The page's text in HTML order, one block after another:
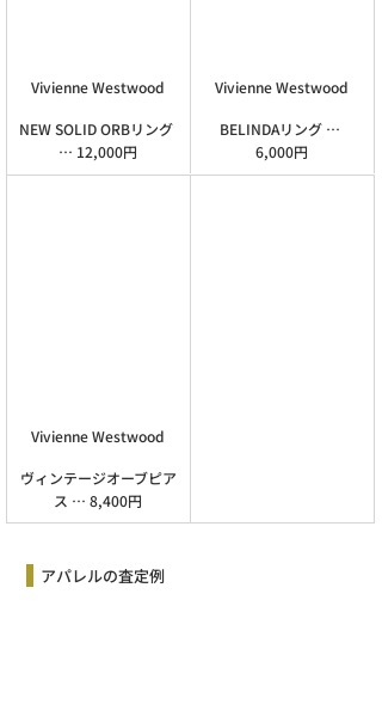
Vivienne Westwood
NEW SOLID ORBリング
… 12,000円
Vivienne Westwood
BELINDAリング …
6,000円
Vivienne Westwood
ヴィンテージオーブピア
ス … 8,400円
アパレルの査定例